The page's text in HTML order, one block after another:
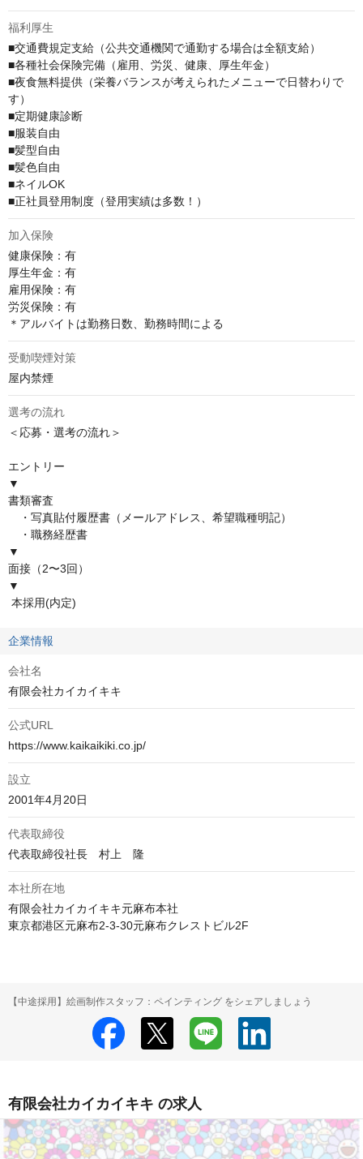
福利厚生
■交通費規定支給（公共交通機関で通勤する場合は全額支給）
■各種社会保険完備（雇用、労災、健康、厚生年金）
■夜食無料提供（栄養バランスが考えられたメニューで日替わりで
す）
■定期健康診断
■服装自由
■髪型自由
■髪色自由
■ネイルOK
■正社員登用制度（登用実績は多数！）
加入保険
健康保険：有
厚⽣年⾦：有
雇⽤保険：有
労災保険：有
＊アルバイトは勤務日数、勤務時間による
受動喫煙対策
屋内禁煙
選考の流れ
＜応募・選考の流れ＞
エントリー
▼
書類審査
・写真貼付履歴書（メールアドレス、希望職種明記）
・職務経歴書
▼
面接（2〜3回）
▼
本採用(内定)
企業情報
会社名
有限会社カイカイキキ
公式URL
https://www.kaikaikiki.co.jp/
設立
2001年4月20日
代表取締役
代表取締役社長　村上　隆
本社所在地
有限会社カイカイキキ元麻布本社
東京都港区元麻布2-3-30元麻布クレストビル2F
【中途採用】絵画制作スタッフ：ペインティング をシェアしましょう
有限会社カイカイキキ の求人